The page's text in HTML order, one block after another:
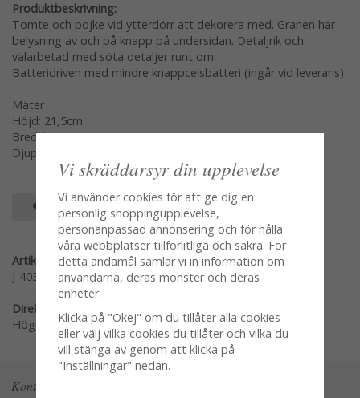
Produktbeskrivning:
Tomte och pojke vid ytterdörr att dekorera med. Granen har
belysning av och på knapp på undersidan. Detaljrik och
välarbetad med söta detaljer runt om.
Batteridriven med mindre knappcelsbatteri (ingår vid leverans)
Mäter
Höjd: 21,5cm
Bredd: 17cm
Djup: 8cm
SPARA SOM FAVORIT
Artikelnummer:
J-4030
Direktlänk:
Högerklicka och kopiera adressen
Kontakta oss
Vi skräddarsyr din upplevelse
Vi använder cookies för att ge dig en
personlig shoppingupplevelse,
personanpassad annonsering och för hålla
våra webbplatser tillförlitliga och säkra. För
detta ändamål samlar vi in information om
användarna, deras mönster och deras
enheter.
Klicka på "Okej" om du tillåter alla cookies
eller välj vilka cookies du tillåter och vilka du
vill stänga av genom att klicka på
"Inställningar" nedan.